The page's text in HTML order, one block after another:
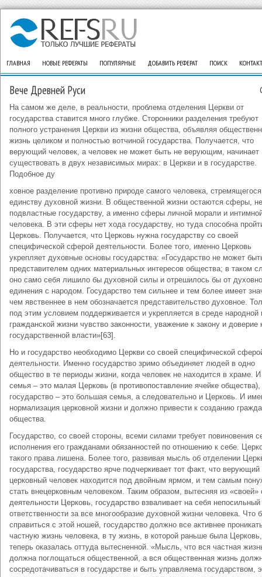
ГЛАВНАЯ НОВЫЕ РЕФЕРАТЫ ПОПУЛЯРНЫЕ ДОБАВИТЬ РЕФЕРАТ ПОИСК
Вече Древней Руси
На самом же деле, в реальности, проблема отделения Церкви от
государства ставится много глубже. Сторонники разделения требуют
полного устранения Церкви из жизни общества, объявляя
жизнь целиком и полностью вотчиной государства. Получается, что
верующий человек, а человек не может быть не верующим, начинает
существовать в двух независимых мирах: в Церкви и в государстве.
Подобное ду
ховное разделение противно природе самого человека,
единству духовной жизни. В общественной жизни остаются сферы, не
подвластные государству, а именно сферы личной морали и
человека. В эти сферы нет хода государству, но туда способна
Церковь. Получается, что Церковь нужна государству со своей
специфической сферой деятельности. Более того, именно Церковь
укрепляет духовные основы государства: «Государство не может
представителем одних материальных интересов общества; в таком
оно само себя лишило бы духовной силы и отрешилось бы от
единения с народом. Государство тем сильнее и тем более имеет
чем явственнее в нем обозначается представительство духовное.
под этим условием поддерживается и укрепляется в среде народной
гражданской жизни чувство законности, уважение к закону и доверие
государственной власти»[63].
Но и государство необходимо Церкви со своей специфической
деятельности. Именно государство зримо объединяет людей в одно
общество в те периоды жизни, когда человек не находится в храме.
семья – это малая Церковь (в противопоставление ячейке общества),
государство – это большая семья, а следовательно и Церковь. И
нормализация церковной жизни и должно привести к созданию
общества.
Государство, со своей стороны, всеми силами требует повиновения
исполнения его гражданами обязанностей по отношению к себе.
такого права лишена. Более того, развивая мысль об отделении
государства, государство ярче подчеркивает тот факт, что верующий
церковный человек находится под двойным ярмом, и тем самым
стать внецерковным человеком. Таким образом, вытесняя из
деятельности Церковь, государство взваливает на себя непосильный
ответственности за все многообразие духовной жизни человека. Что
справиться с этой ношей, государство должно все активнее
частную жизнь человека, в ту жизнь, в которой раньше была
теперь оказалась оттуда вытесненной. «Мысль, что вся частная
должна поглощаться общественной, а вся общественная жизнь
сосредотачиваться в государстве и быть управляема государством,